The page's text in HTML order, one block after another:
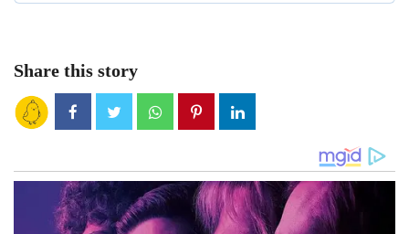
Share this story